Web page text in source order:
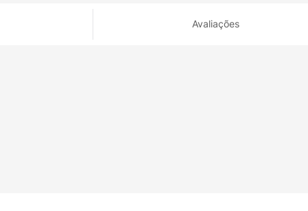
Avaliações